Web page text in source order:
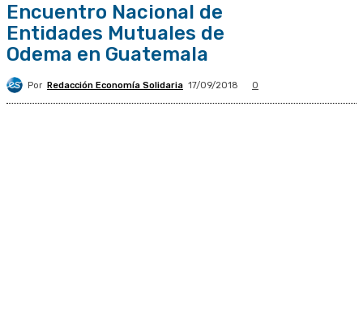
Encuentro Nacional de
Entidades Mutuales de
Odema en Guatemala
Por Redacción Economía Solidaria 17/09/2018 0